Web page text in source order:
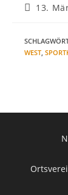
Beitrag
13.
WEST